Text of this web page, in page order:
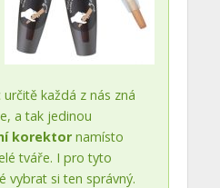
určitě každá z nás zná
a tak jedinou
korektornamísto
tváře. I pro tyto
vybrat si ten správný.